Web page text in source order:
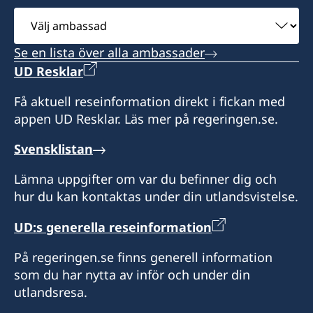
Honorärkonsul
Isabela França
Konsulatet i São Paulo täcker även delstaten
Mato Grosso do Sul.
Konsulatet är bemyndigat att utfärda
provisoriska pass.
Honorärkonsul
Peter Johansson
Konsulatet i Rio de Janeiro täcker även
delstaterna Rio de Janeiro, Minas Gerais och
Espírito Santo.
Konsulatet är bemyndigat att utfärda
provisoriska pass.
Honorärkonsul
Jan Lomholdt
Konsulär handläggare
Letícia Martins Santos
+55 (81) 3223 4974
Sveriges honorärkonsulat
Rua Cardeal Arcoverde 127
CEP 52011-240 - Graças
Recife/PE
Expeditionstid: måndag-fredag kl. 8:00-12:00
Konsulatet i Recife täcker delstaterna Alagoas,
Paraíba, Pernambuco och Rio Grande do Norte.
Honorärkonsul
Erik Limongi Sial
Konsulatet i Manaus täcker delstaterna
Amazonas, Acre, Rondônia och Pará.
Honorärkonsul
Giselle Vilela Lins Maranhão
Honorärkonsulatet i Fortaleza ansvarar för
delstaterna Ceará, Maranhão och Piauí.
Honorärkonsul
Verena Rothbrust de Lima
Välj
ambassad
Se en lista över alla ambassader
UD Resklar
Få aktuell reseinformation direkt i fickan med
appen UD Resklar. Läs mer på regeringen.se.
Svensklistan
Lämna uppgifter om var du befinner dig och
hur du kan kontaktas under din utlandsvistelse.
UD:s generella reseinformation
På regeringen.se finns generell information
som du har nytta av inför och under din
utlandsresa.